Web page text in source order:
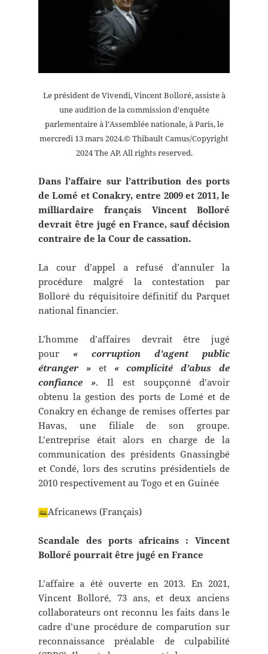
Le président de Vivendi, Vincent Bolloré, assiste à
une audition de la commission d’enquête
parlementaire à l’Assemblée nationale, à Paris, le
mercredi 13 mars 2024.© Thibault Camus/Copyright
2024 The AP. All rights reserved.
Dans l’affaire sur l’attribution des ports
de Lomé et Conakry, entre 2009 et 2011, le
milliardaire français Vincent Bolloré
devrait être jugé en France, sauf décision
contraire de la Cour de cassation.
La cour d’appel a refusé d’annuler la
procédure malgré la contestation par
Bolloré du réquisitoire définitif du Parquet
national financier.
L’homme d’affaires devrait être jugé
pour « corruption d’agent public
étranger »et « complicité d’abus de
confiance ». Il est soupçonné d’avoir
obtenu la gestion des ports de Lomé et de
Conakry en échange de remises offertes par
Havas, une filiale de son groupe.
L’entreprise était alors en charge de la
communication des présidents Gnassingbé
et Condé, lors des scrutins présidentiels de
2010 respectivement au Togo et en Guinée
Africanews (Français)
Scandale des ports africains : Vincent
Bolloré pourrait être jugé en France
L’affaire a été ouverte en 2013. En 2021,
Vincent Bolloré, 73 ans, et deux anciens
collaborateurs ont reconnu les faits dans le
cadre d’une procédure de comparution sur
reconnaissance préalable de culpabilité